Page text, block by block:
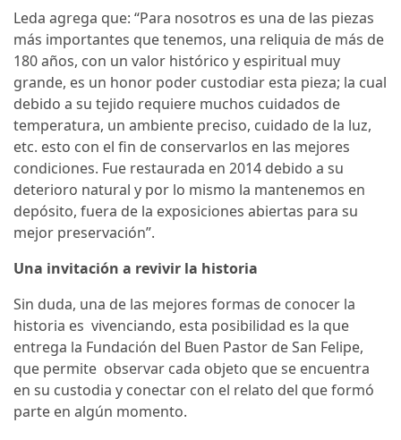
Leda agrega que: “Para nosotros es una de las piezas
más importantes que tenemos, una reliquia de más de
180 años, con un valor histórico y espiritual muy
grande, es un honor poder custodiar esta pieza; la cual
debido a su tejido requiere muchos cuidados de
temperatura, un ambiente preciso, cuidado de la luz,
etc. esto con el fin de conservarlos en las mejores
condiciones. Fue restaurada en 2014 debido a su
deterioro natural y por lo mismo la mantenemos en
depósito, fuera de la exposiciones abiertas para su
mejor preservación”.
Una invitación a revivir la historia
Sin duda, una de las mejores formas de conocer la
historia es vivenciando, esta posibilidad es la que
entrega la Fundación del Buen Pastor de San Felipe,
que permite observar cada objeto que se encuentra
en su custodia y conectar con el relato del que formó
parte en algún momento.